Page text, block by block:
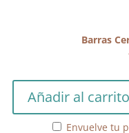
Barras
Cera
Lacre
Añadir al carrito
Envuelve tu